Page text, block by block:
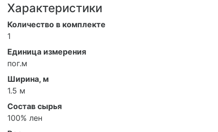
Характеристики
Количество в комплекте
1
Единица измерения
пог.м
Ширина, м
1.5 м
Состав сырья
100% лен